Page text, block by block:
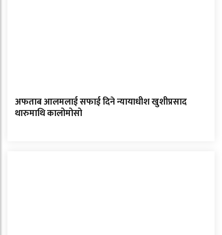
अफताब आलमलाई सफाई दिने न्यायाधीश खुशीप्रसाद
थारुमाथि कालोमोसो